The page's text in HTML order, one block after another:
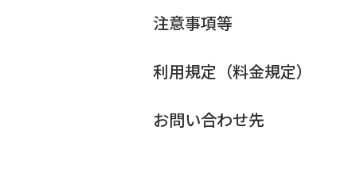
注意事項等
利用規定（料金規定）
お問い合わせ先